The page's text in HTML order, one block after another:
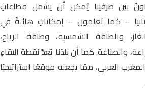
بين طرفينا يُمكن أن يشمل قطاعاتٍ
– كما تعلمون – إمكاناتٍ هائلةً في
والطاقة الشمسية، وطاقة الرياح،
والصناعة. كما أن بلدَنا يُعدُّ نقطةَ التقاءٍ
العربي، ممّا يجعله موقعًا استراتيجيًا